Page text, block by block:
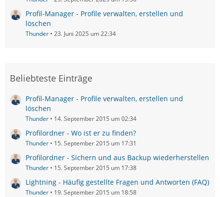
Profil-Manager - Profile verwalten, erstellen und
löschen
Thunder 23. Juni 2025 um 22:34
Beliebteste Einträge
Profil-Manager - Profile verwalten, erstellen und
löschen
Thunder 14. September 2015 um 02:34
Profilordner - Wo ist er zu finden?
Thunder 15. September 2015 um 17:31
Profilordner - Sichern und aus Backup wiederherstellen
Thunder 15. September 2015 um 17:38
Lightning - Häufig gestellte Fragen und Antworten (FAQ)
Thunder 19. September 2015 um 18:58